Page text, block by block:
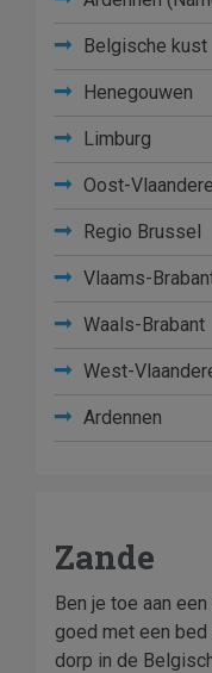
Belgische kust
Henegouwen
Limburg
Oost-
Regio Brussel
Vlaams-
Waals-Brabant
West-
Ardennen
Zande
Ben je toe aan
goed met een bed
dorp in de